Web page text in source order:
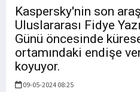
Kaspersky'nin son
Uluslararası Fidye
Günü öncesinde
ortamındaki endişe
koyuyor.
09-05-2024 08:25